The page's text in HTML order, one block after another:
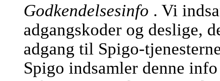
Godkendelsesinfo . Vi
adgangskoder og deslige,
adgang til Spigo-
Spigo indsamler denne